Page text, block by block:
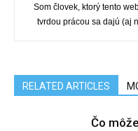
Som človek, ktorý tento
tvrdou prácou sa dajú (aj
RELATED ARTICLES
Čo